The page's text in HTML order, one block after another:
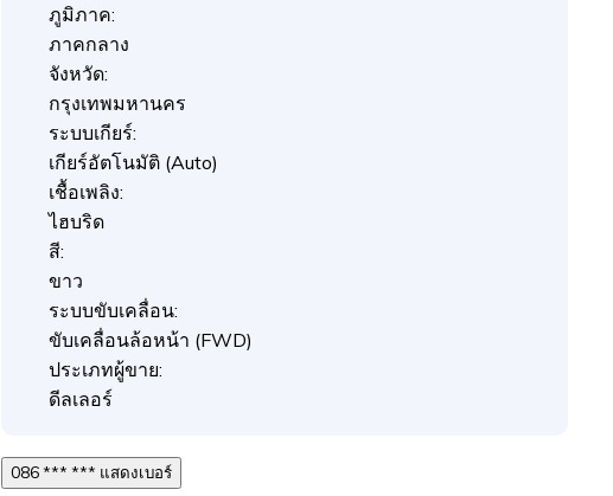
ภูมิภาค:
ภาคกลาง
จังหวัด:
กรุงเทพมหานคร
ระบบเกียร์:
เกียร์อัตโนมัติ (Auto)
เชื้อเพลิง:
ไฮบริด
สี:
ขาว
ระบบขับเคลื่อน:
ขับเคลื่อนล้อหน้า (FWD)
ประเภทผู้ขาย:
ดีลเลอร์
086 *** *** แสดงเบอร์